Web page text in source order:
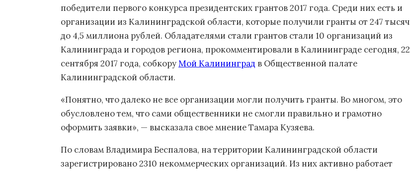
победители первого конкурса президентских грантов 2017 года. Среди них есть и
организации из Калининградской области, которые получили гранты от 247 тысяч
до 4,5 миллиона рублей. Обладателями стали грантов стали 10 организаций из
Калининграда и городов региона, прокомментировали в Калининграде сегодня, 22
сентября 2017 года, собкоруМой Калининград в Общественной палате
Калининградской области.
«Понятно, что далеко не все организации могли получить гранты. Во многом, это
обусловлено тем, что сами общественники не смогли правильно и грамотно
оформить заявки», — высказала свое мнение Тамара Кузяева.
По словам Владимира Беспалова, на территории Калининградской области
зарегистрировано 2310 некоммерческих организаций. Из них активно работает